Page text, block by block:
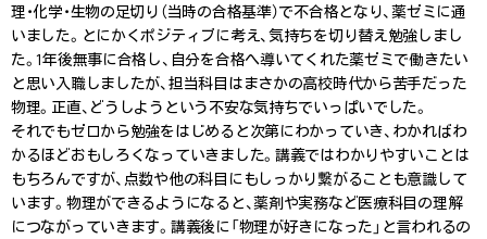
理・化学・生物の足切り（当時の合格基準）で不合格となり、薬ゼミに通
いました。とにかくポジティブに考え、気持ちを切り替え勉強しまし
た。1年後無事に合格し、自分を合格へ導いてくれた薬ゼミで働きたい
と思い入職しましたが、担当科目はまさかの高校時代から苦手だった
物理。正直、どうしようという不安な気持ちでいっぱいでした。
それでもゼロから勉強をはじめると次第にわかっていき、わかればわ
かるほどおもしろくなっていきました。講義ではわかりやすいことは
もちろんですが、点数や他の科目にもしっかり繋がることも意識して
います。物理ができるようになると、薬剤や実務など医療科目の理解
につながっていきます。講義後に「物理が好きになった」と言われるの